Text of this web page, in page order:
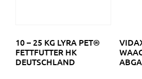
10 – 25 KG LYRA PET®
FETTFUTTER HK
DEUTSCHLAND